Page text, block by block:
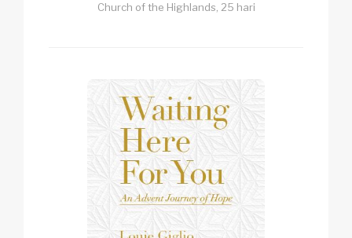
Church of the Highlands, 25 hari